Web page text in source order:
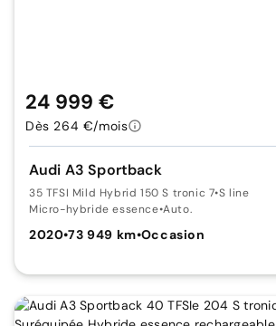
Audi A3 Sportback
35 TFSI Mild Hybrid 150 S tronic 7•S line
Micro-hybride essence•Auto.
2020•73 949 km•Occasion
24 999 €
Dès 264 €/mois